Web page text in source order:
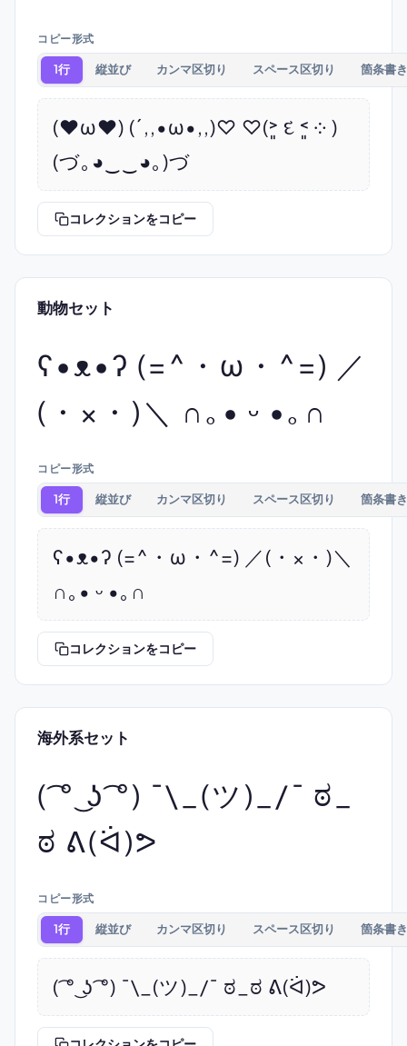
コピー形式
1行 縦並び カンマ区切り スペース区切り 箇条書き
(♥ω♥) (´,,•ω•,,)♡ ♡(˃͈ દ ˂͈ ༶ )
(づ｡◕‿‿◕｡)づ
コレクションをコピー
動物セット
ʕ•ᴥ•ʔ (=^・ω・^=) ／
(・×・)＼ ∩｡• ᵕ •｡∩
コピー形式
1行 縦並び カンマ区切り スペース区切り 箇条書き
ʕ•ᴥ•ʔ (=^・ω・^=) ／(・×・)＼
∩｡• ᵕ •｡∩
コレクションをコピー
海外系セット
( ͡° ͜ʖ ͡°) ¯\_(ツ)_/¯ ಠ_
ಠ ᕕ(ᐛ)ᕗ
コピー形式
1行 縦並び カンマ区切り スペース区切り 箇条書き
( ͡° ͜ʖ ͡°) ¯\_(ツ)_/¯ ಠ_ಠ ᕕ(ᐛ)ᕗ